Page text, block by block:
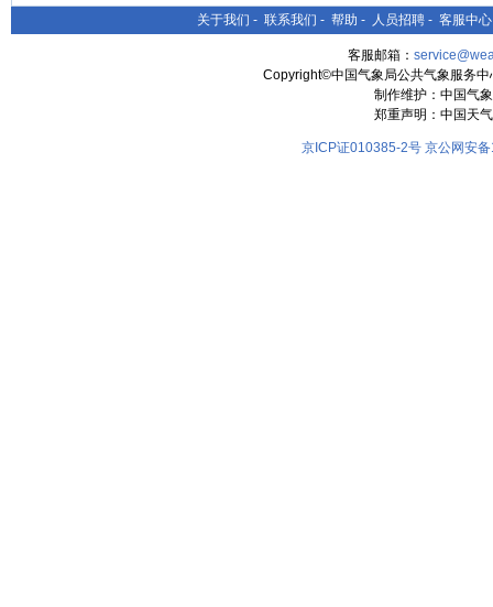
关于我们 - 联系我们 - 帮助 - 人员招聘 - 客服中心
客服邮箱：
Copyright©中国气象局公共气象服务
制作维护：中国气
郑重声明：中国天
京ICP证010385-2号 京公网安